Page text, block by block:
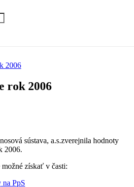
2006
rok 2006
sústava, a.s.zverejnila hodnoty
2006.
získať v časti:
na PpS